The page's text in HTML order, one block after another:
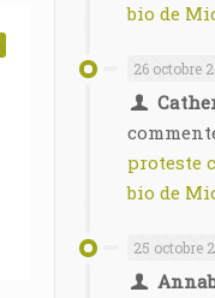
bio de
26 octobre
proteste
bio de
25 octobre